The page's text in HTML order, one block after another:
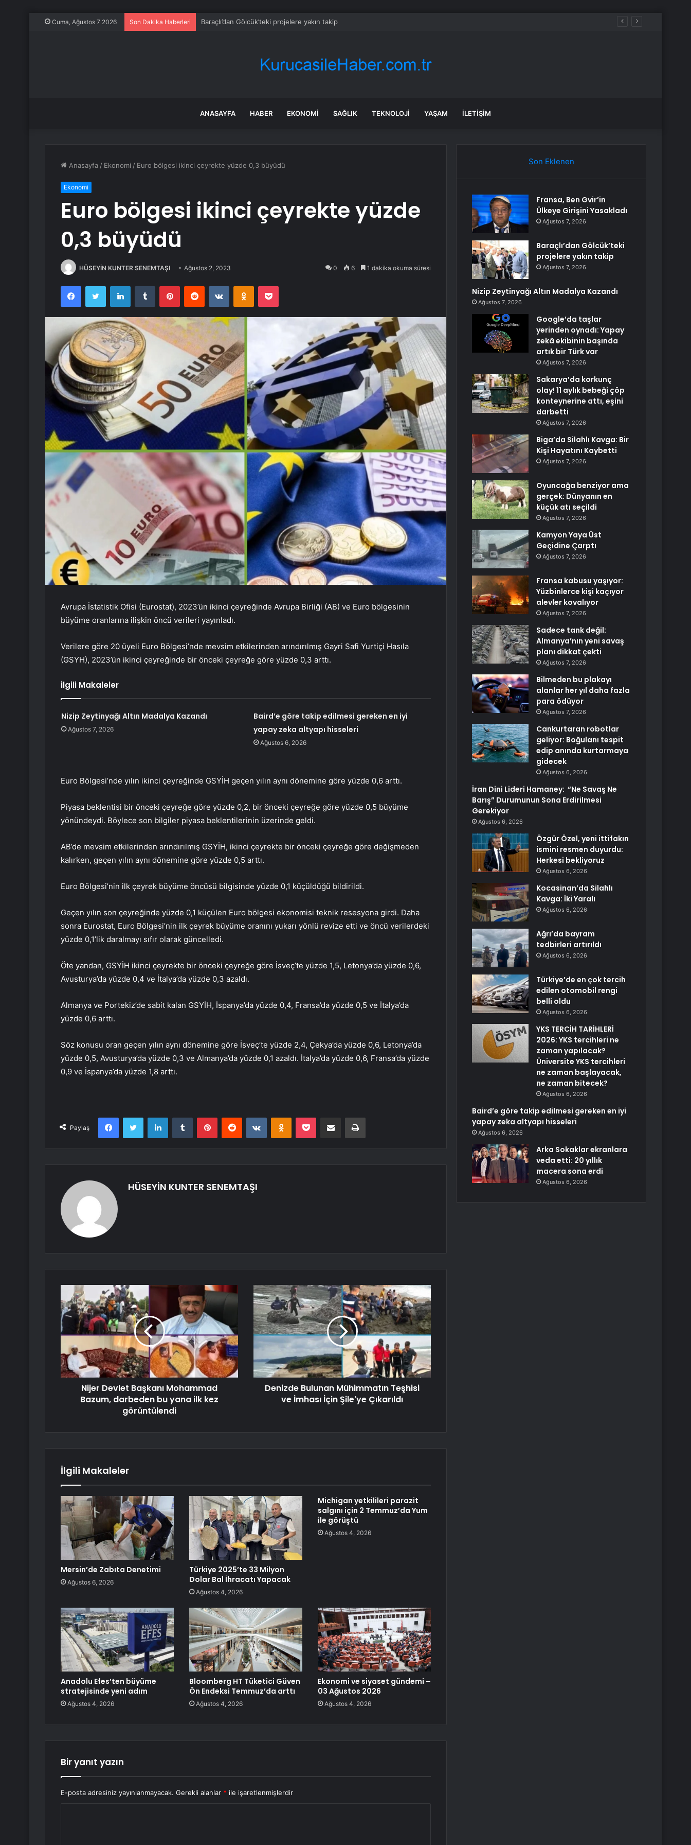
Cuma, Ağustos 7 2026 Son Dakika Haberleri Baraçlı’dan Gölcük’teki projelere yakın takip
ANASAYFA HABER EKONOMI SAĞLIK TEKNOLOJI YAŞAM İLETIŞIM
Anasayfa / Ekonomi / Euro bölgesi ikinci çeyrekte yüzde 0,3 büyüdü
Ekonomi
Euro bölgesi ikinci çeyrekte yüzde
0,3 büyüdü
HÜSEYİN KUNTER SENEMTAŞI Ağustos 2, 2023 0 6 1 dakika okuma süresi
FacebookTwitter LinkedInTumblr PinterestReddit VKontakteOdnoklassniki
Pocket
Avrupa İstatistik Ofisi (Eurostat), 2023’ün ikinci çeyreğinde Avrupa Birliği (AB) ve Euro bölgesinin
büyüme oranlarına ilişkin öncü verileri yayınladı.
Verilere göre 20 üyeli Euro Bölgesi’nde mevsim etkilerinden arındırılmış Gayri Safi Yurtiçi Hasıla
(GSYH), 2023’ün ikinci çeyreğinde bir önceki çeyreğe göre yüzde 0,3 arttı.
İlgili Makaleler
Nizip Zeytinyağı Altın Madalya Kazandı
Ağustos 7, 2026
Baird’e göre takip edilmesi gereken en iyi
yapay zeka altyapı hisseleri
Ağustos 6, 2026
Euro Bölgesi’nde yılın ikinci çeyreğinde GSYİH geçen yılın aynı dönemine göre yüzde 0,6 arttı.
Piyasa beklentisi bir önceki çeyreğe göre yüzde 0,2, bir önceki çeyreğe göre yüzde 0,5 büyüme
yönündeydi. Böylece son bilgiler piyasa beklentilerinin üzerinde geldi.
AB’de mevsim etkilerinden arındırılmış GSYİH, ikinci çeyrekte bir önceki çeyreğe göre değişmeden
kalırken, geçen yılın aynı dönemine göre yüzde 0,5 arttı.
Euro Bölgesi’nin ilk çeyrek büyüme öncüsü bilgisinde yüzde 0,1 küçüldüğü bildirildi.
Geçen yılın son çeyreğinde yüzde 0,1 küçülen Euro bölgesi ekonomisi teknik resesyona girdi. Daha
sonra Eurostat, Euro Bölgesi’nin ilk çeyrek büyüme oranını yukarı yönlü revize etti ve öncü verilerdeki
yüzde 0,1’lik daralmayı sıfır olarak güncelledi.
Öte yandan, GSYİH ikinci çeyrekte bir önceki çeyreğe göre İsveç’te yüzde 1,5, Letonya’da yüzde 0,6,
Avusturya’da yüzde 0,4 ve İtalya’da yüzde 0,3 azaldı.
Almanya ve Portekiz’de sabit kalan GSYİH, İspanya’da yüzde 0,4, Fransa’da yüzde 0,5 ve İtalya’da
yüzde 0,6 arttı.
Söz konusu oran geçen yılın aynı dönemine göre İsveç’te yüzde 2,4, Çekya’da yüzde 0,6, Letonya’da
yüzde 0,5, Avusturya’da yüzde 0,3 ve Almanya’da yüzde 0,1 azaldı. İtalya’da yüzde 0,6, Fransa’da yüzde
0,9 ve İspanya’da yüzde 1,8 arttı.
Paylaş
FacebookTwitter LinkedInTumblr PinterestReddit VKontakteOdnoklassniki
Pocket E-Posta ile paylaş Yazdır
HÜSEYİN KUNTER SENEMTAŞI
Nijer Devlet Başkanı Mohammad
Bazum, darbeden bu yana ilk kez
görüntülendi
Denizde Bulunan Mühimmatın Teşhisi
ve İmhası İçin Şile'ye Çıkarıldı
İlgili Makaleler
Mersin’de Zabıta Denetimi
Ağustos 6, 2026
Türkiye 2025’te 33 Milyon
Dolar Bal İhracatı Yapacak
Ağustos 4, 2026
Michigan yetkilileri parazit
salgını için 2 Temmuz’da Yum
ile görüştü
Ağustos 4, 2026
Anadolu Efes’ten büyüme
stratejisinde yeni adım
Ağustos 4, 2026
Bloomberg HT Tüketici Güven
Ön Endeksi Temmuz’da arttı
Ağustos 4, 2026
Ekonomi ve siyaset gündemi –
03 Ağustos 2026
Ağustos 4, 2026
Bir yanıt yazın
E-posta adresiniz yayınlanmayacak. Gerekli alanlar * ile işaretlenmişlerdir
Son Eklenen
Fransa, Ben Gvir’in
Ülkeye Girişini Yasakladı
Ağustos 7, 2026
Baraçlı’dan Gölcük’teki
projelere yakın takip
Ağustos 7, 2026
Nizip Zeytinyağı Altın Madalya Kazandı
Ağustos 7, 2026
Google’da taşlar
yerinden oynadı: Yapay
zekâ ekibinin başında
artık bir Türk var
Ağustos 7, 2026
Sakarya’da korkunç
olay! 11 aylık bebeği çöp
konteynerine attı, eşini
darbetti
Ağustos 7, 2026
Biga’da Silahlı Kavga: Bir
Kişi Hayatını Kaybetti
Ağustos 7, 2026
Oyuncağa benziyor ama
gerçek: Dünyanın en
küçük atı seçildi
Ağustos 7, 2026
Kamyon Yaya Üst
Geçidine Çarptı
Ağustos 7, 2026
Fransa kabusu yaşıyor:
Yüzbinlerce kişi kaçıyor
alevler kovalıyor
Ağustos 7, 2026
Sadece tank değil:
Almanya’nın yeni savaş
planı dikkat çekti
Ağustos 7, 2026
Bilmeden bu plakayı
alanlar her yıl daha fazla
para ödüyor
Ağustos 7, 2026
Cankurtaran robotlar
geliyor: Boğulanı tespit
edip anında kurtarmaya
gidecek
Ağustos 6, 2026
İran Dini Lideri Hamaney: “Ne Savaş Ne
Barış” Durumunun Sona Erdirilmesi
Gerekiyor
Ağustos 6, 2026
Özgür Özel, yeni ittifakın
ismini resmen duyurdu:
Herkesi bekliyoruz
Ağustos 6, 2026
Kocasinan’da Silahlı
Kavga: İki Yaralı
Ağustos 6, 2026
Ağrı’da bayram
tedbirleri artırıldı
Ağustos 6, 2026
Türkiye’de en çok tercih
edilen otomobil rengi
belli oldu
Ağustos 6, 2026
YKS TERCİH TARİHLERİ
2026: YKS tercihleri ne
zaman yapılacak?
Üniversite YKS tercihleri
ne zaman başlayacak,
ne zaman bitecek?
Ağustos 6, 2026
Baird’e göre takip edilmesi gereken en iyi
yapay zeka altyapı hisseleri
Ağustos 6, 2026
Arka Sokaklar ekranlara
veda etti: 20 yıllık
macera sona erdi
Ağustos 6, 2026